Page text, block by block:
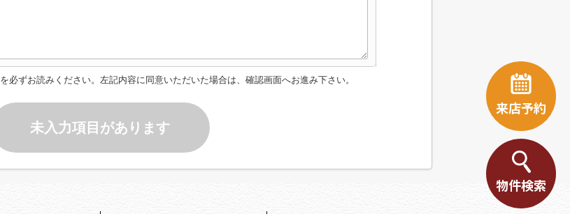
を必ずお読みください。左記内容に同意いただいた場合は、確認画面へお進み下さい。
未入力項目があります
来店予約
物件検索